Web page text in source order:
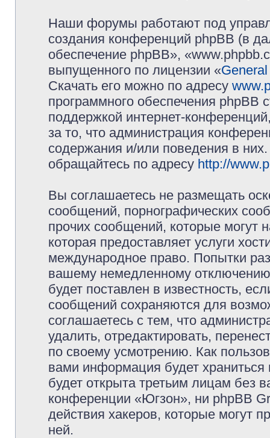
Наши форумы работают под
создания конференций phpBB (в
обеспечение phpBB»,
выпущенного по лицензии «
Скачать его можно по адресу
программного обеспечения phpBB
поддержкой интернет-
за то, что администрация
содержания и/или поведения в
обращайтесь по адресу http://
Вы соглашаетесь не размещать
сообщений, порнографических
прочих сообщений, которые могут
которая предоставляет услуги
международное право. Попытки
вашему немедленному
будет поставлен в известность,
сообщений сохраняются для
соглашаетесь с тем, что
удалить, отредактировать,
по своему усмотрению. Как
вами информация будет
будет открыта третьим лицам без
конференции «Югзон», ни phpBB
действия хакеров, которые могут
ней.